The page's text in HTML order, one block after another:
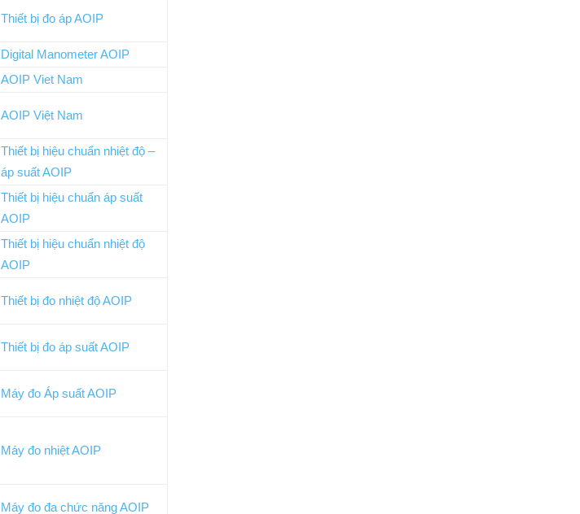
Thiết bị đo áp AOIP
Digital Manometer AOIP
AOIP Viet Nam
AOIP Việt Nam
Thiết bị hiệu chuẩn nhiệt độ –
áp suất AOIP
Thiết bị hiệu chuẩn áp suất
AOIP
Thiết bị hiệu chuẩn nhiệt độ
AOIP
Thiết bị đo nhiệt độ AOIP
Thiết bị đo áp suất AOIP
Máy đo Áp suất AOIP
Máy đo nhiệt AOIP
Máy đo đa chức năng AOIP